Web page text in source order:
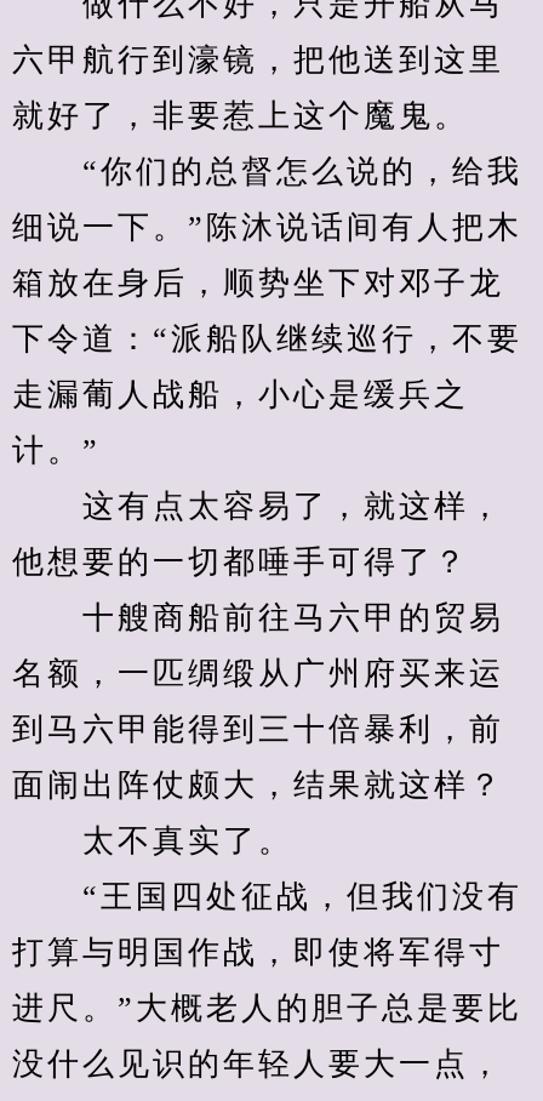
六甲航行到濠镜，把他送到这里
就好了，非要惹上这个魔鬼。
“你们的总督怎么说的，给我
细说一下。”陈沐说话间有人把木
箱放在身后，顺势坐下对邓子龙
下令道：“派船队继续巡行，不要
走漏葡人战船，小心是缓兵之
计。”
这有点太容易了，就这样，
他想要的一切都唾手可得了？
十艘商船前往马六甲的贸易
名额，一匹绸缎从广州府买来运
到马六甲能得到三十倍暴利，前
面闹出阵仗颇大，结果就这样？
太不真实了。
“王国四处征战，但我们没有
打算与明国作战，即使将军得寸
进尺。”大概老人的胆子总是要比
没什么见识的年轻人要大一点，